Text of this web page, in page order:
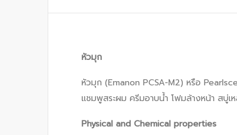
หัวมุก
หัวมุก (Emanon PCSA-M2) หรือ
แชมพูสระผม ครีมอาบน้ำ โฟมล้างหน้า สบู่เ
Physical and Chemical properties